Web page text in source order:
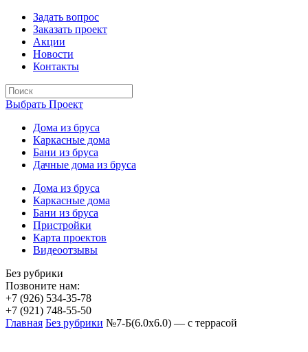
Задать вопрос
Заказать проект
Акции
Новости
Контакты
Выбрать Проект
Дома из бруса
Каркасные дома
Бани из бруса
Дачные дома из бруса
Дома из бруса
Каркасные дома
Бани из бруса
Пристройки
Карта проектов
Видеоотзывы
Без рубрики
Позвоните нам:
+7 (926) 534-35-78
+7 (921) 748-55-50
Главная Без рубрики №7-Б(6.0х6.0) — с террасой